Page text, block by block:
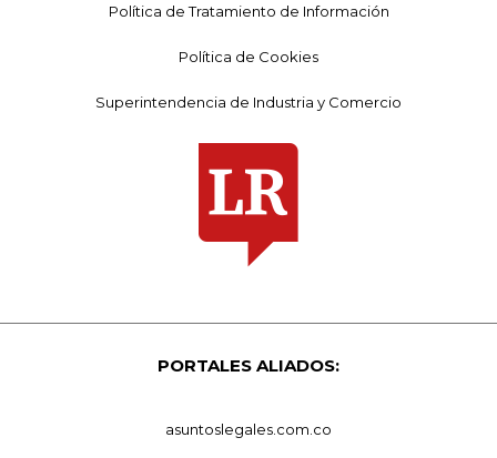
Política de Tratamiento de Información
Política de Cookies
Superintendencia de Industria y Comercio
PORTALES ALIADOS:
asuntoslegales.com.co